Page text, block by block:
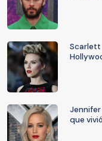
Scarlett
que